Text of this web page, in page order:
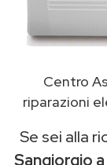
Centro
riparazioni
Se sei alla
Sangiorgio